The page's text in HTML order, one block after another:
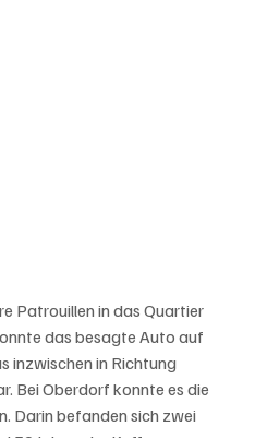
Patrouillen in das Quartier
das besagte Auto auf
inzwischen in Richtung
Bei Oberdorf konnte es die
Darin befanden sich zwei